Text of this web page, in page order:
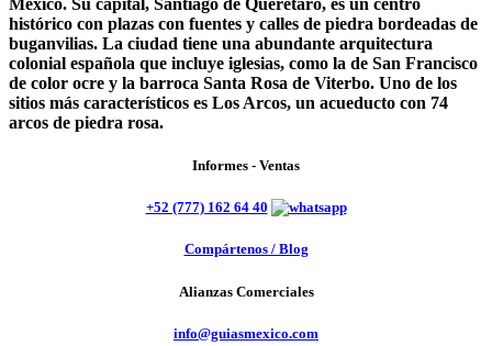
histórico con plazas con fuentes y calles de piedra bordeadas de
buganvilias. La ciudad tiene una abundante arquitectura
colonial española que incluye iglesias, como la de San Francisco
de color ocre y la barroca Santa Rosa de Viterbo. Uno de los
sitios más característicos es Los Arcos, un acueducto con 74
arcos de piedra rosa.
Informes - Ventas
+52 (777) 162 64 40
Compártenos / Blog
Alianzas Comerciales
info@guiasmexico.com